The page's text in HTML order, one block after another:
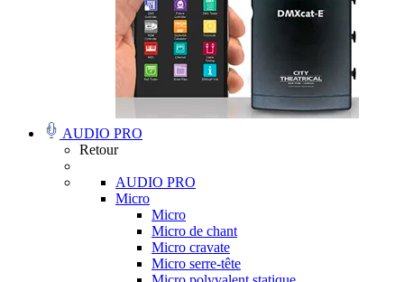
AUDIO PRO
Retour
AUDIO PRO
Micro
Micro
Micro de chant
Micro cravate
Micro serre-tête